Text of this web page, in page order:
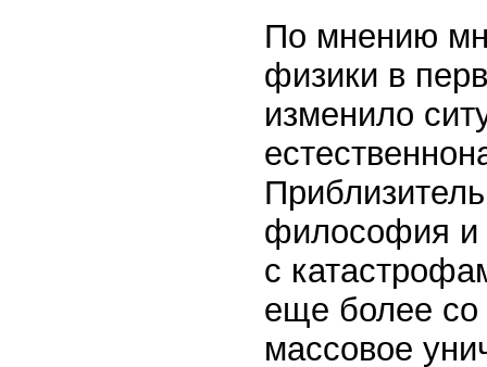
По мнению
физики в
изменило
философия и
с
еще более со
массовое